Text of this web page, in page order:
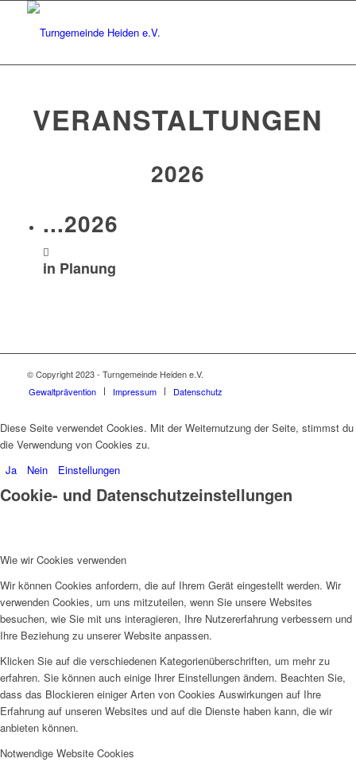
VERANSTALTUNGEN
2026
...2026
in Planung
© Copyright 2023 - Turngemeinde Heiden e.V.
Gewaltprävention
Impressum Datenschutz
Diese Seite verwendet Cookies. Mit der Weiternutzung der Seite, stimmst du
die Verwendung von Cookies zu.
Ja
Nein Einstellungen
Cookie- und Datenschutzeinstellungen
Wie wir Cookies verwenden
Wir können Cookies anfordern, die auf Ihrem Gerät eingestellt werden. Wir
verwenden Cookies, um uns mitzuteilen, wenn Sie unsere Websites
besuchen, wie Sie mit uns interagieren, Ihre Nutzererfahrung verbessern und
Ihre Beziehung zu unserer Website anpassen.
Klicken Sie auf die verschiedenen Kategorienüberschriften, um mehr zu
erfahren. Sie können auch einige Ihrer Einstellungen ändern. Beachten Sie,
dass das Blockieren einiger Arten von Cookies Auswirkungen auf Ihre
Erfahrung auf unseren Websites und auf die Dienste haben kann, die wir
anbieten können.
Notwendige Website Cookies